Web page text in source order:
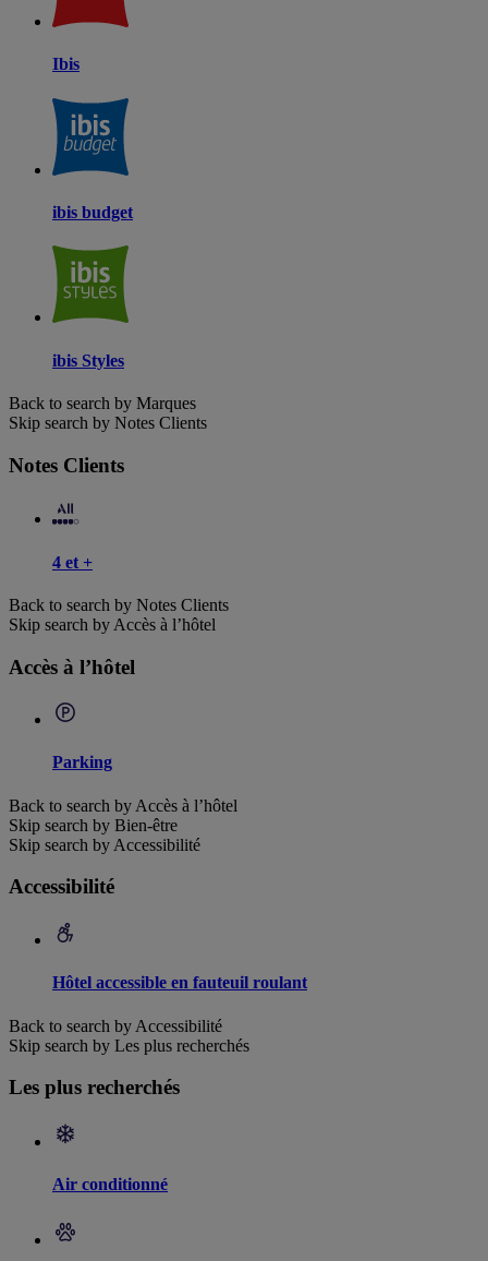
Ibis
ibis budget
ibis Styles
Back to search by Marques
Skip search by Notes Clients
Notes Clients
4 et +
Back to search by Notes Clients
Skip search by Accès à l’hôtel
Accès à l’hôtel
Parking
Back to search by Accès à l’hôtel
Skip search by Bien-être
Skip search by Accessibilité
Accessibilité
Hôtel accessible en fauteuil roulant
Back to search by Accessibilité
Skip search by Les plus recherchés
Les plus recherchés
Air conditionné